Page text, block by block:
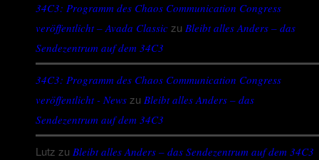
34C3: Programm des Chaos Communication Congress
veröffentlicht – Avada Classic zu Bleibt alles Anders – das
Sendezentrum auf dem 34C3
34C3: Programm des Chaos Communication Congress
veröffentlicht - News zu Bleibt alles Anders – das
Sendezentrum auf dem 34C3
Lutz zu Bleibt alles Anders – das Sendezentrum auf dem 34C3